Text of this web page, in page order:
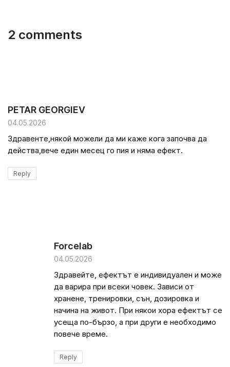
2 comments
PETAR GEORGIEV
04.05.2026
Здравенте,някой можели да ми каже кога започва да
действа,вече един месец го пия и няма ефект.
Reply
Forcelab
04.05.2026
Здравейте, ефектът е индивидуален и може
да варира при всеки човек. Зависи от
хранене, тренировки, сън, дозировка и
начина на живот. При някои хора ефектът се
усеща по-бързо, а при други е необходимо
повече време.
Reply